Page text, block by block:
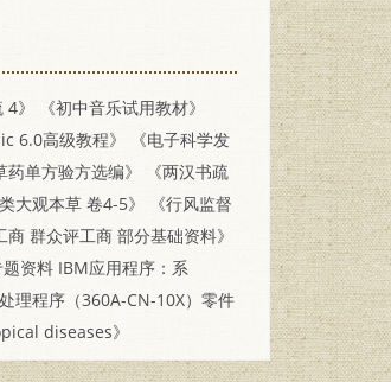
》
《初中音乐试用教材》
6.0高级教程》
《电子科学发
药单方验方选编》
《两汉书疏
大观本草 卷4-5》
《行风监督
群众评工商 部分基础资料》
题资料 IBM应用程序：系
理程序（360A-CN-10X）零件
diseases》